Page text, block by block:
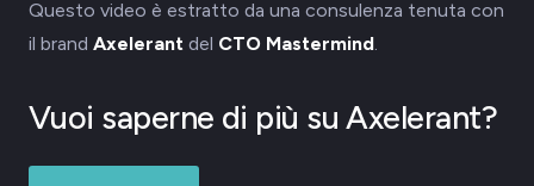
Questo video è estratto da una consulenza tenuta con
il brand Axelerant del CTO Mastermind.
Vuoi saperne di più su Axelerant?